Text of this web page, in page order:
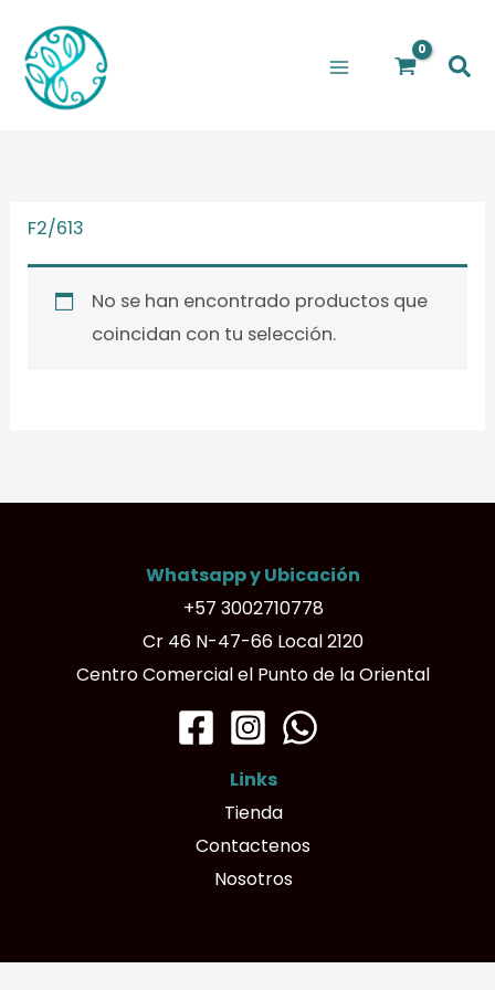
contenido
F2/613
No se han encontrado productos que
coincidan con tu selección.
Whatsapp y Ubicación
+57 3002710778
Cr 46 N-47-66 Local 2120
Centro Comercial el Punto de la Oriental
Links
Tienda
Contactenos
Nosotros